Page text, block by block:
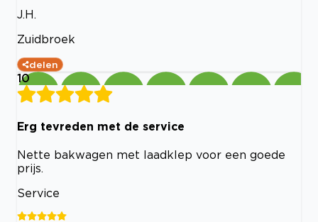
J.H.
Zuidbroek
delen
10
Erg tevreden met de service
Nette bakwagen met laadklep voor een goede
prijs.
Service